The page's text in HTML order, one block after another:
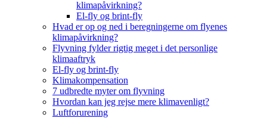
klimapåvirkning?
El-fly og brint-fly
Hvad er op og ned i beregningerne om flyenes
klimapåvirkning?
Flyvning fylder rigtig meget i det personlige
klimaaftryk
El-fly og brint-fly
Klimakompensation
7 udbredte myter om flyvning
Hvordan kan jeg rejse mere klimavenligt?
Luftforurening